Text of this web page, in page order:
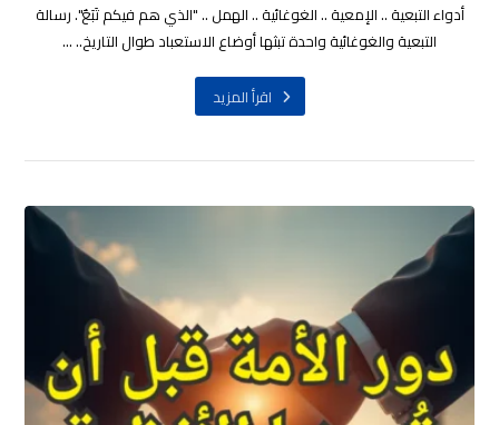
أدواء التبعية .. الإمعية .. الغوغائية .. الهمل .. "الذي هم فيكم تَبَعٌ". رسالة
التبعية والغوغائية واحدة تبثها أوضاع الاستعباد طوال التاريخ.. ...
اقرأ المزيد